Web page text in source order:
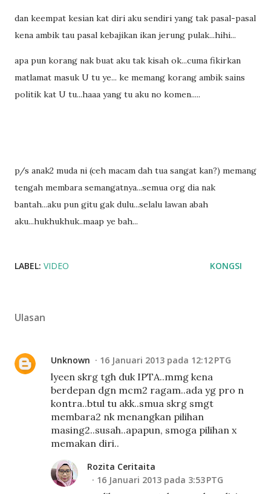
dan keempat kesian kat diri aku sendiri yang tak pasal-pasal
kena ambik tau pasal kebajikan ikan jerung pulak...hihi...
apa pun korang nak buat aku tak kisah ok...cuma fikirkan
matlamat masuk U tu ye... ke memang korang ambik sains
politik kat U tu...haaa yang tu aku no komen.....
p/s anak2 muda ni (ceh macam dah tua sangat kan?) memang
tengah membara semangatnya...semua org dia nak
bantah...aku pun gitu gak dulu...selalu lawan abah
aku...hukhukhuk..maap ye bah...
LABEL: VIDEO KONGSI
Ulasan
Unknown 16 Januari 2013 pada 12:12 PTG
lyeen skrg tgh duk IPTA..mmg kena
berdepan dgn mcm2 ragam..ada yg pro n
kontra..btul tu akk..smua skrg smgt
membara2 nk menangkan pilihan
masing2..susah..apapun, smoga pilihan x
memakan diri..
Rozita Ceritaita
16 Januari 2013 pada 3:53 PTG